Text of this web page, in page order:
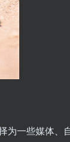
为一些媒体、